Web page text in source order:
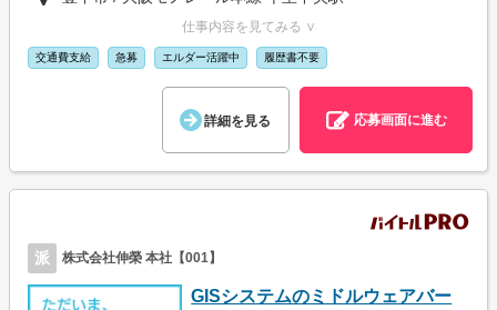
仕事内容を見てみる ∨
交通費支給 急募 エルダー活躍中 履歴書不要
詳細を見る 応募画面に進む
派 株式会社伸榮 本社【001】
GISシステムのミドルウェアバー